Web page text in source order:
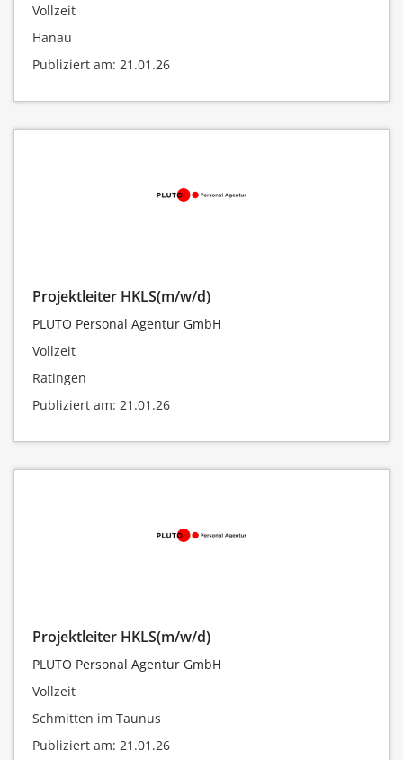
Vollzeit
Hanau
Publiziert am: 21.01.26
Projektleiter HKLS(m/w/d)
PLUTO Personal Agentur GmbH
Vollzeit
Ratingen
Publiziert am: 21.01.26
Projektleiter HKLS(m/w/d)
PLUTO Personal Agentur GmbH
Vollzeit
Schmitten im Taunus
Publiziert am: 21.01.26